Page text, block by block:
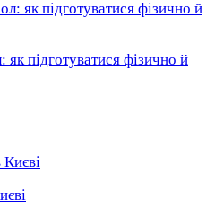
підготуватися фізично й